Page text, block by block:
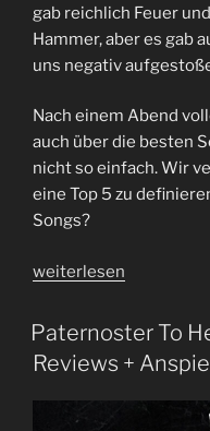
gab reichlich Feuer
Hammer, aber es gab
uns negativ
Nach einem Abend
auch über die besten
nicht so einfach. Wir
eine Top 5 zu
Songs?
„Endlich
Feuer
Folge
115
weiterlesen
Paternoster To
Reviews +